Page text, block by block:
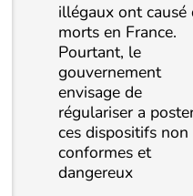
illégaux ont causé
morts en France.
Pourtant, le
gouvernement
envisage de
régulariser a
ces dispositifs non
conformes et
dangereux